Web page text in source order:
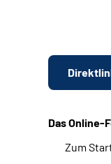
Das
Zum